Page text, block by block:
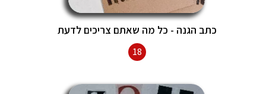
כתב הגנה - כל מה שאתם צריכים לדעת
18